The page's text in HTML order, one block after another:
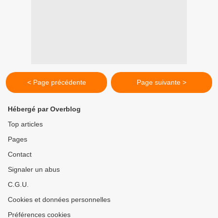
< Page précédente Page suivante >
Hébergé par Overblog
Top articles
Pages
Contact
Signaler un abus
C.G.U.
Cookies et données personnelles
Préférences cookies